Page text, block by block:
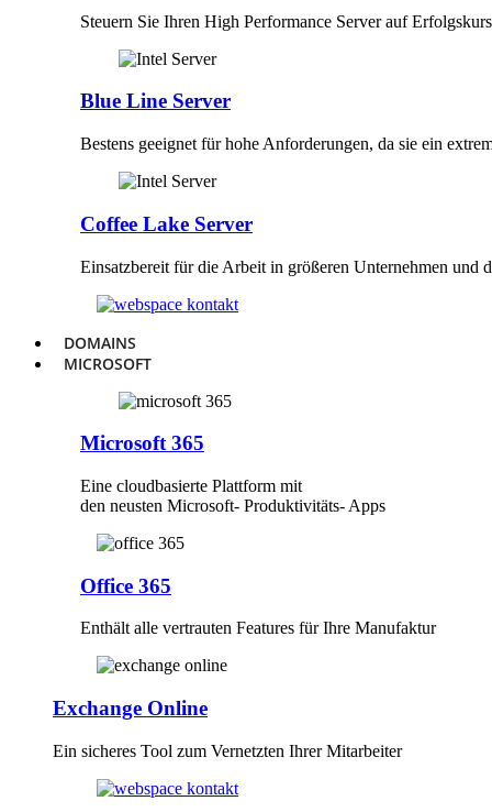
Steuern Sie Ihren High Performance Server auf Erfolgskurs
Blue Line Server
Bestens geeignet für hohe Anforderungen, da sie ein
Coffee Lake Server
Einsatzbereit für die Arbeit in größeren Unternehmen und
DOMAINS
MICROSOFT
Microsoft 365
Eine cloudbasierte Plattform mit
den neusten Microsoft- Produktivitäts- Apps
Office 365
Enthält alle vertrauten Features für Ihre Manufaktur
Exchange Online
Ein sicheres Tool zum Vernetzten Ihrer Mitarbeiter